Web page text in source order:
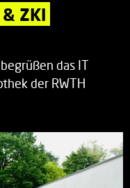
ZKI
das IT
der RWTH